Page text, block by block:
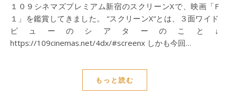
１０９シネマズプレミアム新宿のスクリーンXで、映画「F
１」を鑑賞してきました。 “スクリーンX“とは、３面ワイド
ビューのシアターのこと↓
https://109cinemas.net/4dx/#screenx しかも今回…
もっと読む